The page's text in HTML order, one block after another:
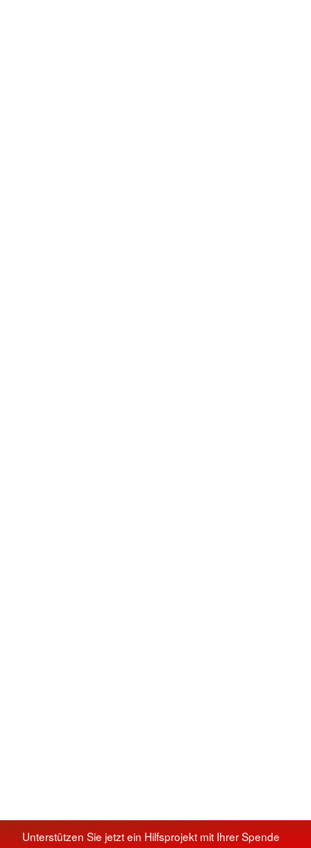
Unterstützen Sie jetzt ein Hilfsprojekt mit Ihrer Spende